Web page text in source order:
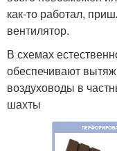
как-то работал,
вентилятор.
В схемах
обеспечивают
воздуховоды в
шахты